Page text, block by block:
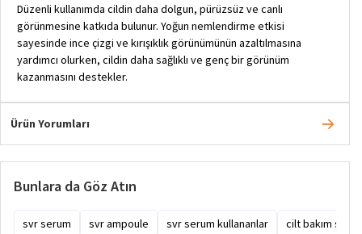
Düzenli kullanımda cildin daha dolgun, pürüzsüz ve canlı
görünmesine katkıda bulunur. Yoğun nemlendirme etkisi
sayesinde ince çizgi ve kırışıklık görünümünün azaltılmasına
yardımcı olurken, cildin daha sağlıklı ve genç bir görünüm
kazanmasını destekler.
Ürün Yorumları
Bunlara da Göz Atın
svr serum svr ampoule svr serum kullananlar cilt bakım